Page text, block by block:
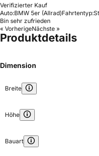
Verifizierter Kauf
Auto:BMW 5er (Allrad)Fahrtentyp:
Bin sehr zufrieden
« VorherigeNächste »
Produktdetails
Dimension
Breite
Höhe
Bauart